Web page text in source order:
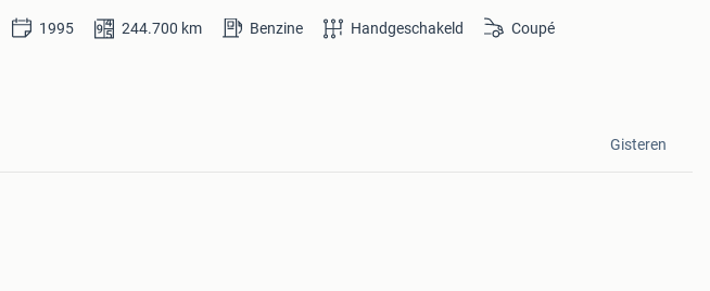
1995 244.700 km Benzine Handgeschakeld Coupé
Gisteren